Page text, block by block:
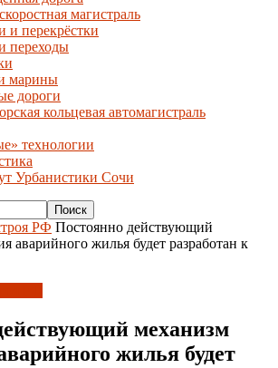
магистраль
и перекрёстки
переходы
марины
дороги
кольцевая автомагистраль
технологии
Урбанистики Сочи
РФ Постоянно действующий
аварийного жилья будет разработан к
механизм
жилья будет